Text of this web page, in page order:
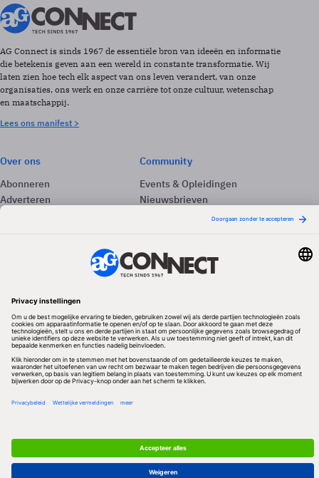
AG Connect is sinds 1967 de essentiële bron van ideeën en informatie
die betekenis geven aan een wereld in constante transformatie. Wij
laten zien hoe tech elk aspect van ons leven verandert, van onze
organisaties, ons werk en onze carrière tot onze cultuur, wetenschap
en maatschappij.
Lees ons manifest >
Over ons
Abonneren
Adverteren
Community
Events & Opleidingen
Nieuwsbrieven
Redactionele partner
Privacy & Cookies